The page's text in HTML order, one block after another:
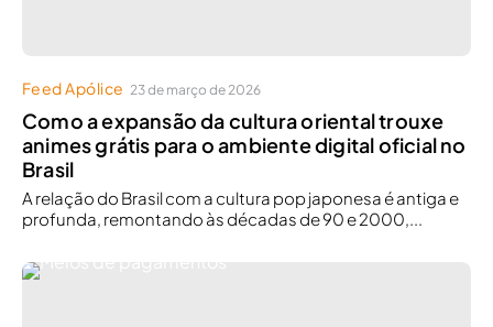
Feed Apólice 23 de março de 2026
Como a expansão da cultura oriental trouxe
animes grátis para o ambiente digital oficial no
Brasil
A relação do Brasil com a cultura pop japonesa é antiga e
profunda, remontando às décadas de 90 e 2000,...